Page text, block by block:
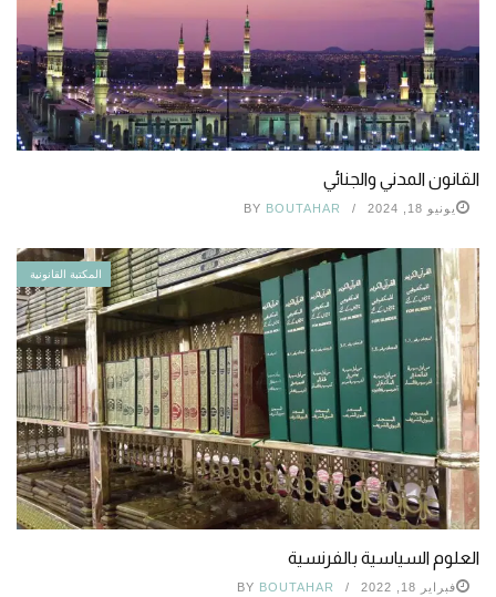
القانون المدني والجنائي
يونيو 18, 2024 BY BOUTAHAR
المكتبة القانونية
العلوم السياسية بالفرنسية
فبراير 18, 2022 BY BOUTAHAR